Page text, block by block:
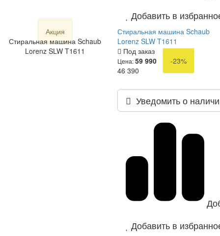
Добавить в
Акция
Стиральная машина Schaub
Lorenz SLW T1611
Стиральная машина Schaub
Lorenz SLW T1611
Под заказ
Цена:59 990
-23%
46 390
Уведомить о
Добавить в